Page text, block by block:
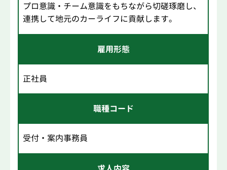
プロ意識・チーム意識をもちながら切磋琢磨し、
連携して地元のカーライフに貢献します。
雇用形態
正社員
職種コード
受付・案内事務員